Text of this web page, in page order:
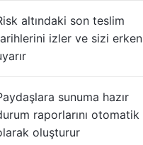
altındaki son teslim
izler ve sizi erken
sunuma hazır
raporlarını otomatik
oluşturur